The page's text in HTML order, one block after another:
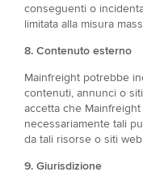
conseguenti o
limitata alla misura
8. Contenuto esterno​
Mainfreight potrebbe
contenuti, annunci o
accetta che
necessariamente tali
da tali risorse o siti
9. Giurisdizione​